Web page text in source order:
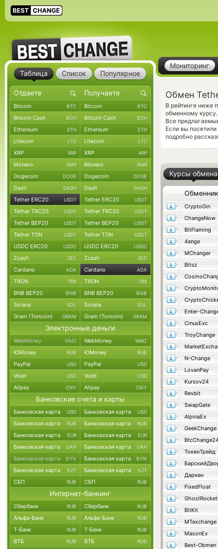
Мониторинг
Обмен
В рейтинге ниже
обменному
Все
Если вы
подробно
Курсы обмена
Обменник
CryptoGin
ChangeNow
BitFlaming
4ange
MChanger
Bitsz
Enter-
CinusExc
TroyChange
N-Change
LovanPay
Kursov24
Revbit
SwapGate
AlpinaEx
GeekChange
ТокенТрейд
Даркен
FixedFloat
GhostRocket
BitKit
MTexchange
MasonEx
Best-Obmen
Таблица Список Популярное
Bitcoin BTC Bitcoin BTC
Bitcoin Cash BCH Bitcoin Cash BCH
Ethereum ETH Ethereum ETH
Litecoin LTC Litecoin LTC
XRP XRP XRP XRP
Monero XMR Monero XMR
Dogecoin DOGE Dogecoin DOGE
Dash DASH Dash DASH
Tether ERC20 USDT Tether ERC20 USDT
Tether TRC20 USDT Tether TRC20 USDT
Tether BEP20 USDT Tether BEP20 USDT
Tether TON USDT Tether TON USDT
USDC ERC20 USDC USDC ERC20 USDC
Zcash ZEC Zcash ZEC
Cardano ADA Cardano ADA
TRON TRX TRON TRX
BNB BEP20 BNB BNB BEP20 BNB
Solana SOL Solana SOL
Gram (Toncoin) GRAM Gram (Toncoin) GRAM
Электронные деньги
WebMoney WMZ WebMoney WMZ
ЮMoney RUB ЮMoney RUB
PayPal USD PayPal USD
Volet USD Volet USD
Alipay CNY Alipay CNY
Банковские счета и карты
Банковская карта USD Банковская карта USD
Банковская карта RUB Банковская карта RUB
Банковская карта EUR Банковская карта EUR
Банковская карта UAH Банковская карта UAH
Банковская карта BYN Банковская карта BYN
Банковская карта KZT Банковская карта KZT
СБП RUB СБП RUB
Интернет-банкинг
Сбербанк RUB Сбербанк RUB
Альфа-Банк RUB Альфа-Банк RUB
Т-Банк RUB Т-Банк RUB
ВТБ RUB ВТБ RUB